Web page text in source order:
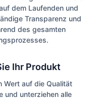
dem Laufenden und
Transparenz und
des gesamten
Ihr Produkt
Wert auf die Qualität
und unterziehen alle